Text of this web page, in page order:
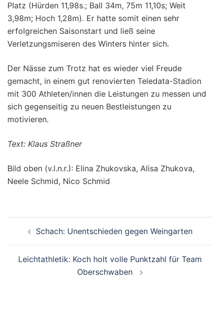
Platz (Hürden 11,98s.; Ball 34m, 75m 11,10s; Weit
3,98m; Hoch 1,28m). Er hatte somit einen sehr
erfolgreichen Saisonstart und ließ seine
Verletzungsmiseren des Winters hinter sich.
Der Nässe zum Trotz hat es wieder viel Freude
gemacht, in einem gut renovierten Teledata-Stadion
mit 300 Athleten/innen die Leistungen zu messen und
sich gegenseitig zu neuen Bestleistungen zu
motivieren.
Text: Klaus Straßner
Bild oben (v.l.n.r.): Elina Zhukovska, Alisa Zhukova,
Neele Schmid, Nico Schmid
Schach: Unentschieden gegen Weingarten
Leichtathletik: Koch holt volle Punktzahl für Team
Oberschwaben